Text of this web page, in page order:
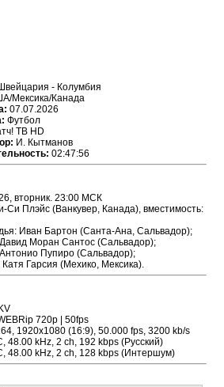
- Колумбия
Мексика/Канада
07.07.2026
Футбол
ТВ HD
И. Кытманов
02:47:56
вторник. 23:00 МСК
Си Плэйс (Ванкувер, Канада), вместимость:
Иван Бартон (Санта-Ана, Сальвадор);
Моран Сантос (Сальвадор);
Пупиро (Сальвадор);
Гарсия (Мехико, Мексика).
720p | 50fps
1920x1080 (16:9), 50.000 fps, 3200 kb/s
48.00 kHz, 2 ch, 192 kbps (Русский)
48.00 kHz, 2 ch, 128 kbps (Интершум)